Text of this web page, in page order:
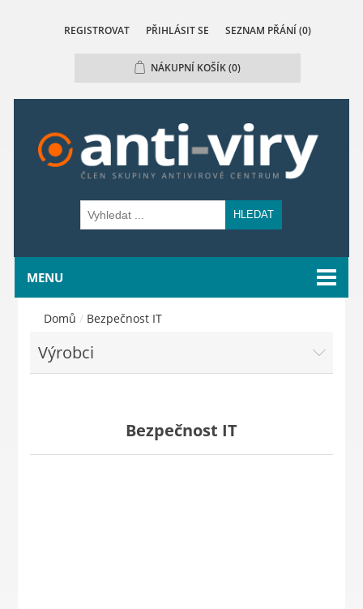
REGISTROVAT PŘIHLÁSIT SE SEZNAM PŘÁNÍ (0)
NÁKUPNÍ KOŠÍK(0)
HLEDAT
MENU
Domů / Bezpečnost IT
Výrobci
Bezpečnost IT